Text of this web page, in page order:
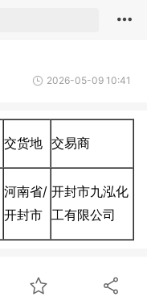
2026-05-09 10:41
交货地 交易商
河南省/
开封市
开封市九泓化
工有限公司